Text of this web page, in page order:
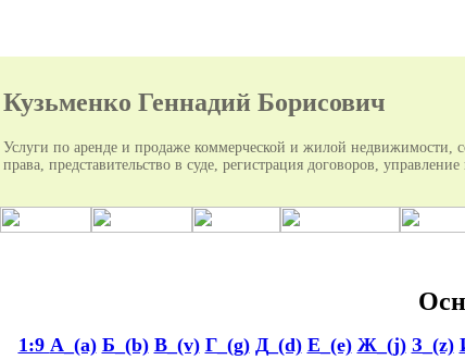
Кузьменко Геннадий Борисович
Услуги по аренде и продаже коммерческой и жилой недвижимости,
права, представительство в суде, регистрация договоров,
1:9 А_(a) Б_(b) В_(v) Г_(g) Д_(d) Е_(e) Ж_(j) З_(z)